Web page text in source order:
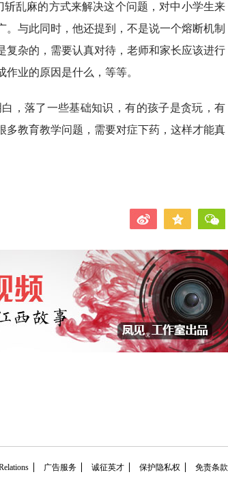
乱麻的方式来解决这个问题，对中小学生来
与此同时，他还提到，不是说一个熔断机制
复杂的，需要认真对待，老师和家长应该进行
业的原因是什么，等等。
，落了一些基础知识，有的孩子是贪玩，有
教育教学问题，需要对症下药，这样才能真
广告服务 诚征英才 保护隐私权 免责条款